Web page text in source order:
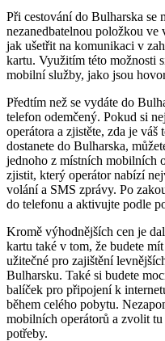
Při cestování do Bulharska se
nezanedbatelnou položkou ve
jak ušetřit na komunikaci v
kartu. Využitím této možnosti
mobilní služby, jako jsou
Předtím než se vydáte do
telefon odemčený. Pokud si
operátora a zjistěte, zda je váš
dostanete do Bulharska,
jednoho z místních mobilních
zjistit, který operátor nabízí
volání a SMS zprávy. Po
do telefonu a aktivujte podle
Kromě výhodnějších cen je
kartu také v tom, že budete
užitečné pro zajištění
Bulharsku. Také si budete
balíček pro připojení k
během celého pobytu.
mobilních operátorů a zvolit
potřeby.